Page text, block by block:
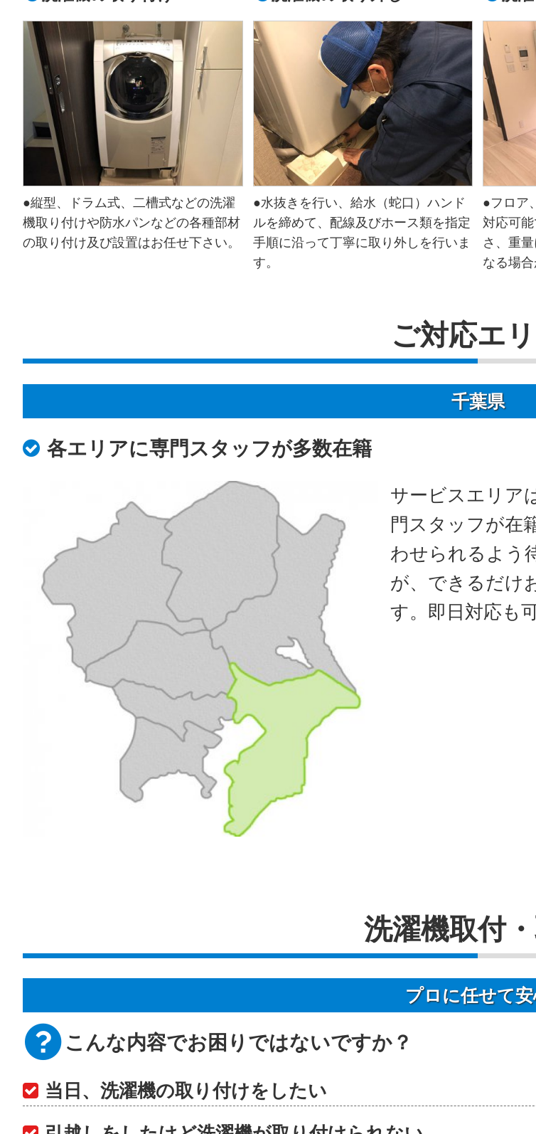
●縦型、ドラム式、二槽式などの洗濯
機取り付けや防水パンなどの各種部材
の取り付け及び設置はお任せ下さい。
●水抜きを行い、給水（蛇口）ハンド
ルを締めて、配線及びホース類を指定
手順に沿って丁寧に取り外しを行いま
す。
●フロア
対応可
さ、重
なる場合
ご対応エ
千葉県
各エリアに専門スタッフが多数在籍
サービスエリア
門スタッフが在
わせられるよう
が、できるだけ
す。即日対応も
洗濯機取付
プロに任せて
こんな内容でお困りではないですか？
当日、洗濯機の取り付けをしたい